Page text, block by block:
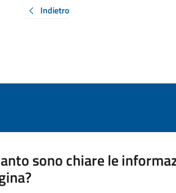
Indietro
sono chiare le